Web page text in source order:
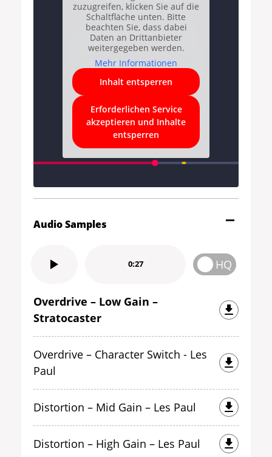
zuzugreifen, klicken Sie auf die
Schaltfläche unten. Bitte
beachten Sie, dass dabei
Daten an Drittanbieter
weitergegeben werden.
Mehr Informationen
Inhalt entsperren
Erforderlichen Service
akzeptieren und Inhalte
entsperren
Audio Samples
0:27 HQ
Overdrive – Low Gain –
Stratocaster
Overdrive – Character Switch - Les
Paul
Distortion – Mid Gain – Les Paul
Distortion – High Gain – Les Paul